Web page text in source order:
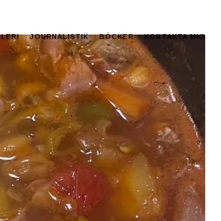
JOURNALISTIK BÖCKER KONTAKTA MIG